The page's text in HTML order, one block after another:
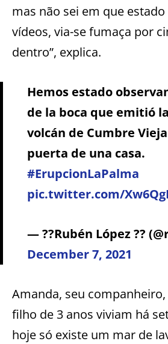
mas não sei em que estado
vídeos, via-se fumaça por
dentro”, explica.
Hemos estado
de la boca que emitió
volcán de Cumbre
puerta de una casa.
#ErupcionLaPalma
pic.twitter.com/
— ?️‍?Rubén López ??
December 7, 2021
Amanda, seu
filho de 3 anos viviam há
hoje só existe um mar de